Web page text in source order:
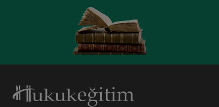
Ticaret Hukuku Kongresi - XIII. Oturum:
SERMAYE PİYASASI HUKUKU - I Video Kaydı
Sepete Ekle
Tüketici Hukuku Enstitüsü